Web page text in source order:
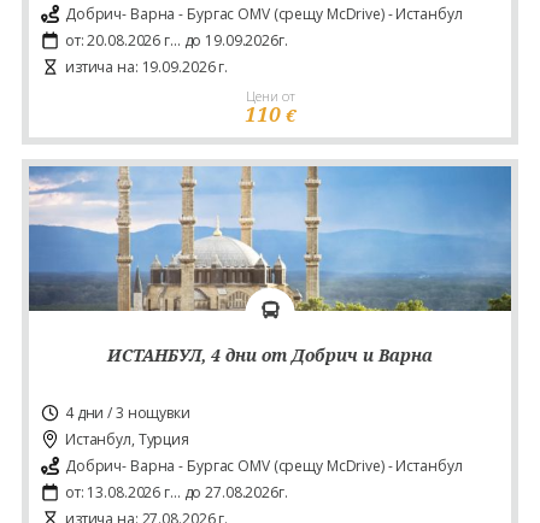
Добрич- Варна - Бургас OMV (срещу McDrive) - Истанбул
от: 20.08.2026 г... до 19.09.2026г.
изтича на: 19.09.2026 г.
Цени от
110 €
ИСТАНБУЛ, 4 дни от Добрич и Варна
4 дни / 3 нощувки
Истанбул, Турция
Добрич- Варна - Бургас OMV (срещу McDrive) - Истанбул
от: 13.08.2026 г... до 27.08.2026г.
изтича на: 27.08.2026 г.